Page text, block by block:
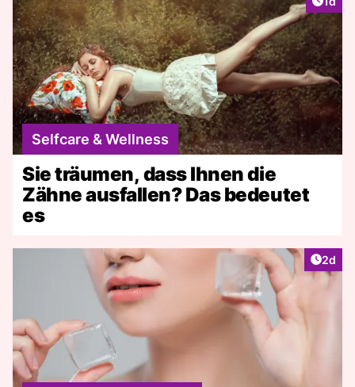
Selfcare & Wellness
Sie träumen, dass Ihnen die
Zähne ausfallen? Das bedeutet
es
2d